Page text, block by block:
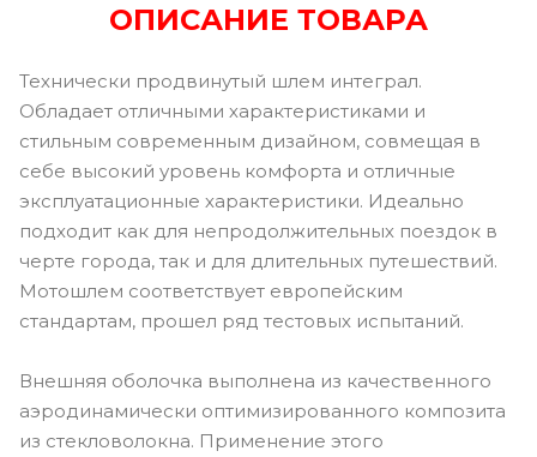
ОПИСАНИЕ ТОВАРА
Технически продвинутый шлем интеграл.
Обладает отличными характеристиками и
стильным современным дизайном, совмещая в
себе высокий уровень комфорта и отличные
эксплуатационные характеристики. Идеально
подходит как для непродолжительных поездок в
черте города, так и для длительных путешествий.
Мотошлем соответствует европейским
стандартам, прошел ряд тестовых испытаний.
Внешняя оболочка выполнена из качественного
аэродинамически оптимизированного композита
из стекловолокна. Применение этого